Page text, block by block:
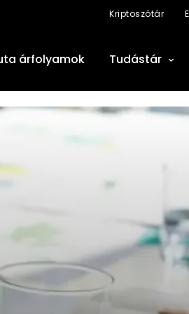
Kriptoszótár
árfolyamok Tudástár